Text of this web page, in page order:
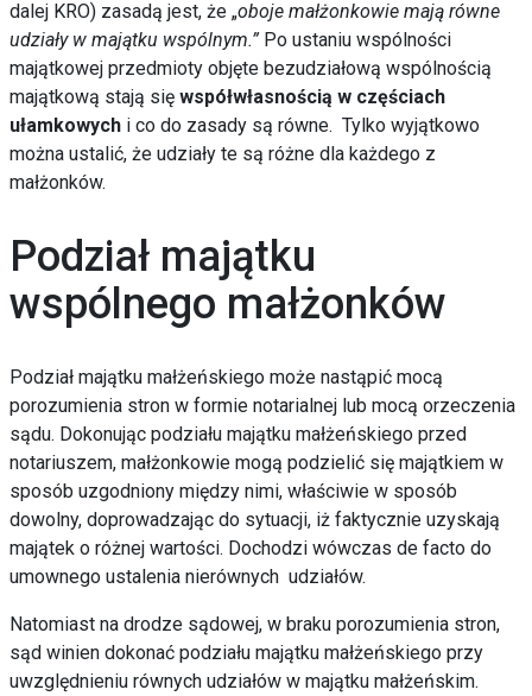
dalej KRO) zasadą jest, że „oboje małżonkowie mają równe
udziały w majątku wspólnym.” Po ustaniu wspólności
majątkowej przedmioty objęte bezudziałową wspólnością
majątkową stają się współwłasnością w częściach
ułamkowych i co do zasady są równe. Tylko wyjątkowo
można ustalić, że udziały te są różne dla każdego z
małżonków.
Podział majątku
wspólnego małżonków
Podział majątku małżeńskiego może nastąpić mocą
porozumienia stron w formie notarialnej lub mocą orzeczenia
sądu. Dokonując podziału majątku małżeńskiego przed
notariuszem, małżonkowie mogą podzielić się majątkiem w
sposób uzgodniony między nimi, właściwie w sposób
dowolny, doprowadzając do sytuacji, iż faktycznie uzyskają
majątek o różnej wartości. Dochodzi wówczas de facto do
umownego ustalenia nierównych udziałów.
Natomiast na drodze sądowej, w braku porozumienia stron,
sąd winien dokonać podziału majątku małżeńskiego przy
uwzględnieniu równych udziałów w majątku małżeńskim.